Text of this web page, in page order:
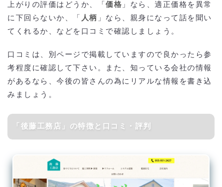
上がりの評価はどうか、「 価格 」なら、適正価格を異常
に下回らないか、「 人柄 」なら、親身になって話を聞い
てくれるか、などを口コミで確認しましょう。
口コミは、別ページで掲載していますので良かったら参
考程度に確認して下さい。また、知っている会社の情報
があるなら、今後の皆さんの為にリアルな情報を書き込
みましょう。
「後藤工務店」の特徴と口コミ・評判